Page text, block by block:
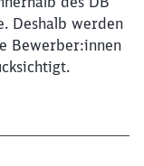
Deshalb werden
Bewerber:innen